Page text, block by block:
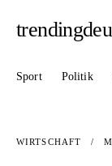
Sport Politik
WIRTSCHAFT /